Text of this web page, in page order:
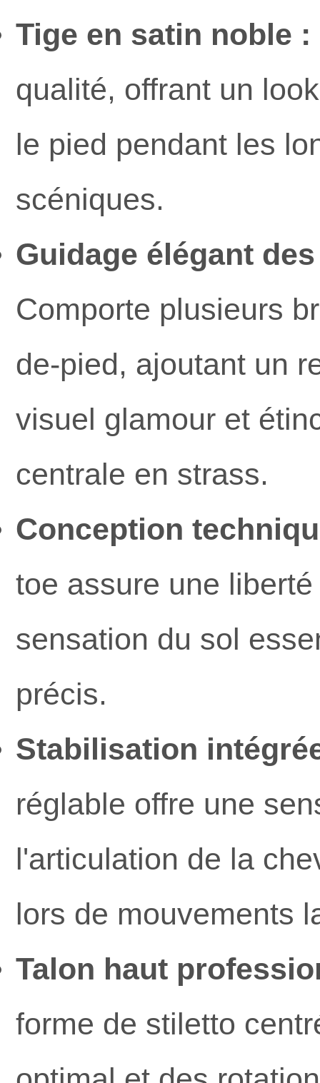
Tige en satin noble :
qualité, offrant un
le pied pendant les
scéniques.
Guidage élégant
Comporte plusieurs
de-pied, ajoutant un
visuel glamour et
centrale en strass.
Conception
toe assure une
sensation du sol
précis.
Stabilisation
réglable offre une
l'articulation de la
lors de mouvements
Talon haut
forme de stiletto